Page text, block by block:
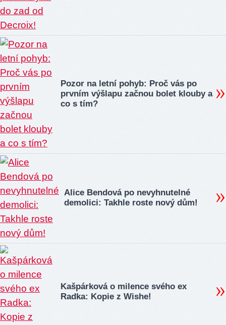
Pozor na letní pohyb: Proč vás po
prvním výšlapu začnou bolet klouby a
co s tím?
Alice Bendová po nevyhnutelné
demolici: Takhle roste nový dům!
Kašpárková o milence svého ex
Radka: Kopie z Wishe!